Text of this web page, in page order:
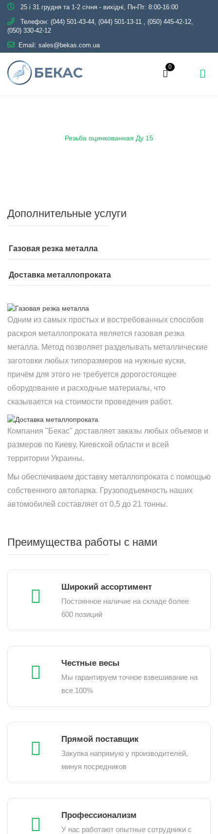
25 і 31 грудня та 1-2 січня - вихідні, Пн-Пт: 8:00-16:00
Телефон: (044) 501-43-44, (044) 501-13-11 , (050) 445-42-12,
(050) 330-42-12
Email: sales@bekas.com.ua
0
Резьба оцинкованная Ду 15
Дополнительные услуги
Газовая резка металла
Доставка металлопроката
Одним из самых простых и востребованных способов
раскроя металлопроката является газовая резка
металла. Метод позволяет разделывать металлические
заготовки любых типоразмеров на нужные куски,
причём для этого не требуется дорогостоящее
оборудование и расходные материалы, что
сказывается на стоимости проведения работ.
Компания "Бекас" доставляет заказы любых объемов и
размеров по Киеву, Киевской области и всей
территории Украины.
Мы обеспечиваем доставку металлопроката с помощью
собственного автопарка. Грузоподъемность наших
автомобилей составляет от 0,5 до 21 тонны.
Преимущества работы с нами
Широкий ассортимент
Постоянное наличие на складе более
600 позиций
Честные весы
Мы гарантируем точное взвешивание на
все 100%
Прямой поставщик
Закупка напрямую у производителей,
минуя посредников
Профессионализм
У нас работают опытные сотрудники с